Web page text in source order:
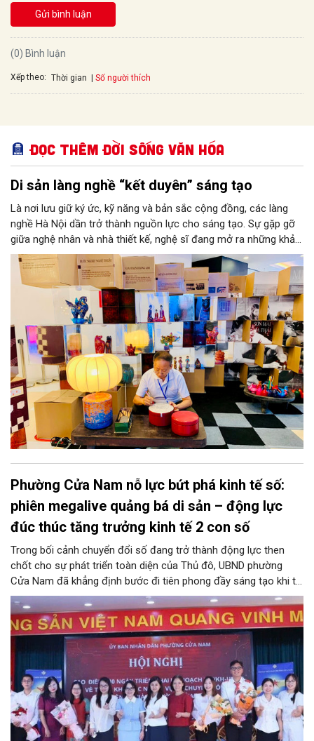
Gửi bình luận
(0) Bình luận
Xếp theo: Thời gian Số người thích
Đọc thêm Đời sống văn hóa
Di sản làng nghề “kết duyên” sáng tạo
Là nơi lưu giữ ký ức, kỹ năng và bản sắc cộng đồng, các làng
nghề Hà Nội dần trở thành nguồn lực cho sáng tạo. Sự gặp gỡ
giữa nghệ nhân và nhà thiết kế, nghệ sĩ đang mở ra những khả
năng phát triển mới cho thủ công đương đại trên nền tảng di
sản. Từ những cuộc “kết duyên” đầy cảm hứng ấy, Hà Nội đang
khơi thông mạch ngầm của hệ sinh thái thủ công, biến vốn cổ
thành động lực bền vững cho tương lai.
Phường Cửa Nam nỗ lực bứt phá kinh tế số:
phiên megalive quảng bá di sản – động lực
đúc thúc tăng trưởng kinh tế 2 con số
Trong bối cảnh chuyển đổi số đang trở thành động lực then
chốt cho sự phát triển toàn diện của Thủ đô, UBND phường
Cửa Nam đã khẳng định bước đi tiên phong đầy sáng tạo khi tổ
chức phiên livestream đặc biệt với chủ đề: “MEGALIVE -
Phường Cửa Nam – Khám phá di sản, kết nối văn hóa”. Sự kiện
diễn ra ngày 31/7 do phường Cửa Nam tổ chức đã thu hút sự
quan tâm đông đảo của hàng ngàn cán bộ, đảng viên, người
dân trên kênh TikTok chính thức của UBND phường Cửa Nam và
các kênh của đơn vị đồng hành.